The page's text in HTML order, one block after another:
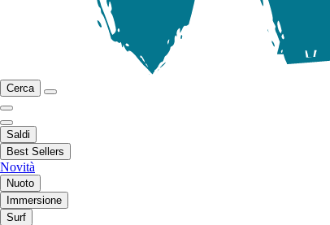
Cerca
Saldi
Best Sellers
Novità
Nuoto
Immersione
Surf